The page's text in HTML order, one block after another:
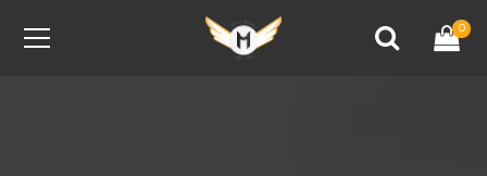
0